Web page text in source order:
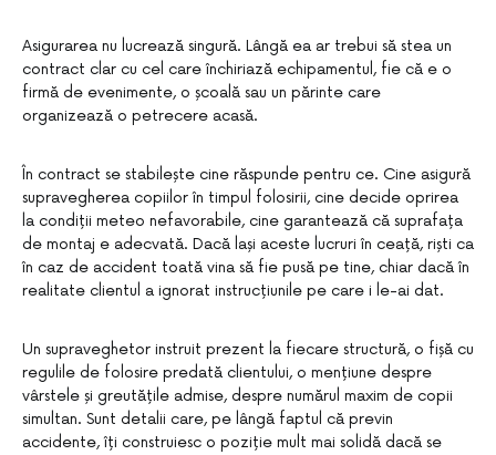
Asigurarea nu lucrează singură. Lângă ea ar trebui să stea un
contract clar cu cel care închiriază echipamentul, fie că e o
firmă de evenimente, o școală sau un părinte care
organizează o petrecere acasă.
În contract se stabilește cine răspunde pentru ce. Cine asigură
supravegherea copiilor în timpul folosirii, cine decide oprirea
la condiții meteo nefavorabile, cine garantează că suprafața
de montaj e adecvată. Dacă lași aceste lucruri în ceață, riști ca
în caz de accident toată vina să fie pusă pe tine, chiar dacă în
realitate clientul a ignorat instrucțiunile pe care i le-ai dat.
Un supraveghetor instruit prezent la fiecare structură, o fișă cu
regulile de folosire predată clientului, o mențiune despre
vârstele și greutățile admise, despre numărul maxim de copii
simultan. Sunt detalii care, pe lângă faptul că previn
accidente, îți construiesc o poziție mult mai solidă dacă se